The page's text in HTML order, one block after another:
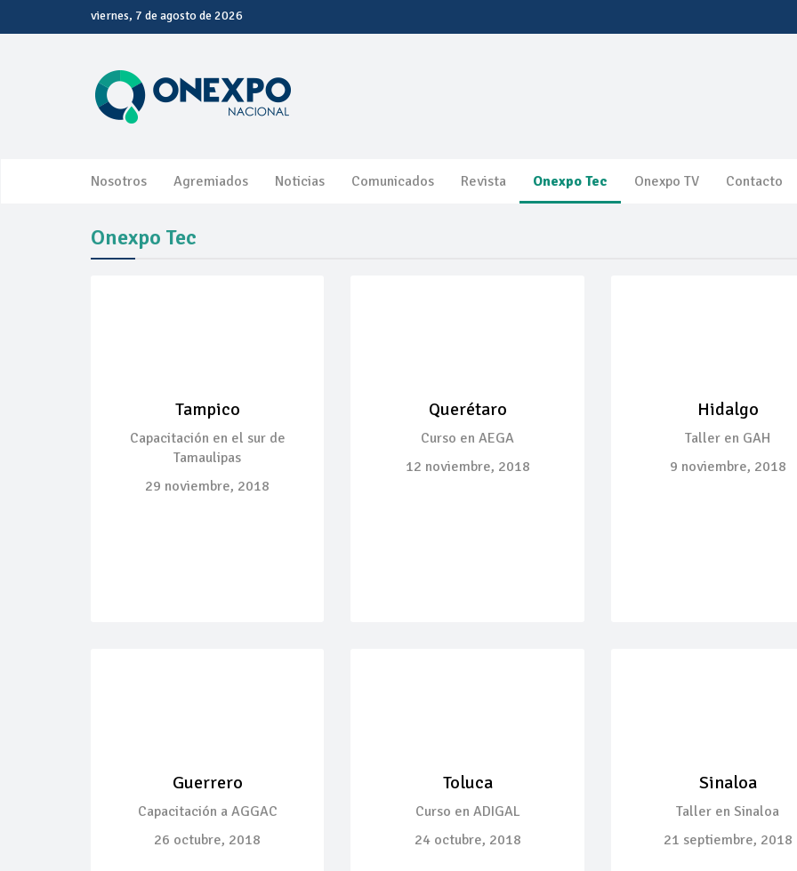
viernes, 7 de agosto de 2026
Nosotros Agremiados Noticias Comunicados Revista Onexpo Tec Onexpo TV Contacto
Onexpo Tec
Tampico
Capacitación en el sur de
Tamaulipas
29 noviembre, 2018
Querétaro
Curso en AEGA
12 noviembre, 2018
Hidalgo
Taller en GAH
9 noviembre, 2018
Guerrero
Capacitación a AGGAC
26 octubre, 2018
Toluca
Curso en ADIGAL
24 octubre, 2018
Sinaloa
Taller en Sinaloa
21 septiembre, 2018